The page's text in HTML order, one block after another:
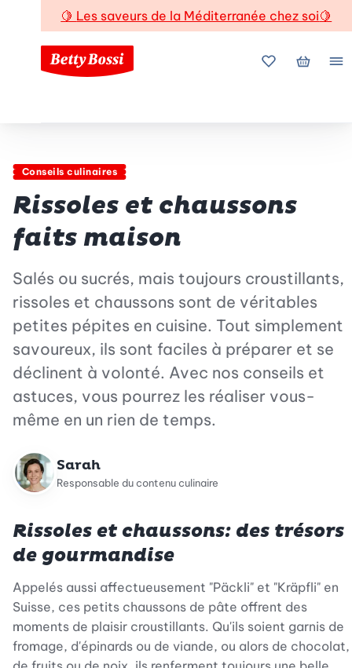
🍋 Les saveurs de la Méditerranée chez soi🍋
Mes favoris
Mon
Conseils culinaires
Rissoles et chaussons
faits maison
Salés ou sucrés, mais toujours croustillants,
rissoles et chaussons sont de véritables
petites pépites en cuisine. Tout simplement
savoureux, ils sont faciles à préparer et se
déclinent à volonté. Avec nos conseils et
astuces, vous pourrez les réaliser vous-
même en un rien de temps.
Sarah
Responsable du contenu culinaire
Rissoles et chaussons: des trésors
de gourmandise
Appelés aussi affectueusement "Päckli" et "Kräpfli" en
Suisse, ces petits chaussons de pâte offrent des
moments de plaisir croustillants. Qu'ils soient garnis de
fromage, d'épinards ou de viande, ou alors de chocolat,